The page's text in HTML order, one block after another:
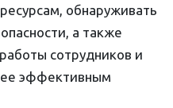
обнаруживать
а также
сотрудников и
эффективным